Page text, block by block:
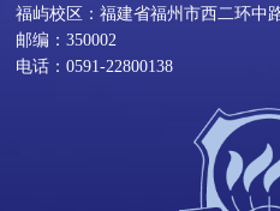
福屿校区：福建省福州市西二环中
邮编：350002
电话：0591-22800138